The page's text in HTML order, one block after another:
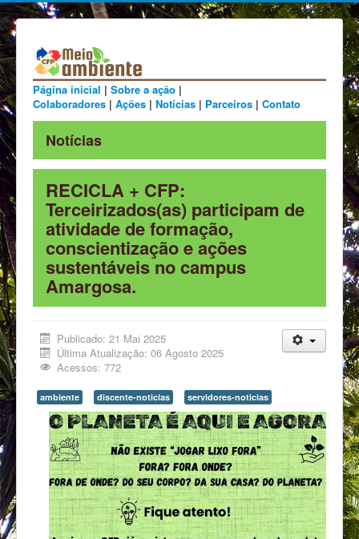
Página inicial | Sobre a ação |
Colaboradores | Ações | Notícias | Parceiros | Contato
Notícias
RECICLA + CFP:
Terceirizados(as) participam de
atividade de formação,
conscientização e ações
sustentáveis no campus
Amargosa.
Publicado: 21 Mai 2025
Última Atualização: 06 Agosto 2025
Acessos: 772
ambiente discente-noticias servidores-noticias